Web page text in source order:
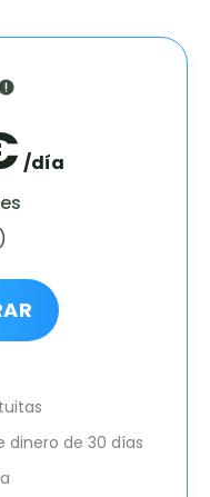
/día
dinero de 30 días